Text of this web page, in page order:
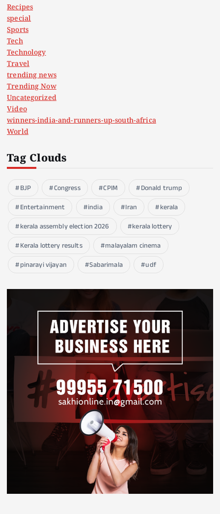
Recipes
special
Sports
Tech
Technology
Travel
trending news
Trending Now
Uncategorized
Video
winners-india-and-runners-up-south-africa
World
Tag Clouds
BJP Congress CPIM
Donald trump
Entertainment
india Iran
kerala
kerala assembly election 2026
kerala lottery
Kerala lottery results
malayalam cinema
pinarayi vijayan
Sabarimala udf